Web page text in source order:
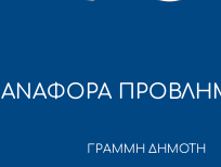
ΑΝΑΦΟΡΑ
ΓΡΑΜΜΗ ΔΗΜΟΤΗ